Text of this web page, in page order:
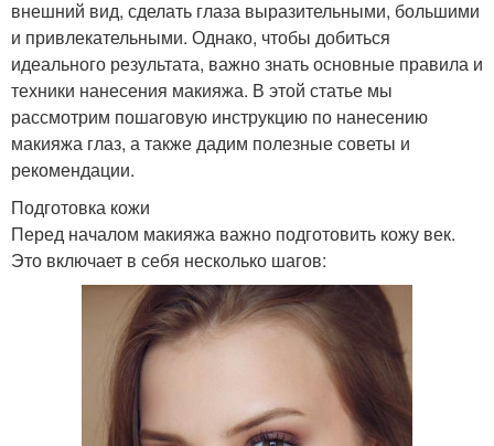
внешний вид, сделать глаза выразительными, большими
и привлекательными. Однако, чтобы добиться
идеального результата, важно знать основные правила и
техники нанесения макияжа. В этой статье мы
рассмотрим пошаговую инструкцию по нанесению
макияжа глаз, а также дадим полезные советы и
рекомендации.
Подготовка кожи
Перед началом макияжа важно подготовить кожу век.
Это включает в себя несколько шагов: